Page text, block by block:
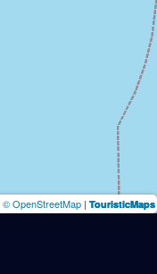
© OpenStreetMap | TouristicMaps